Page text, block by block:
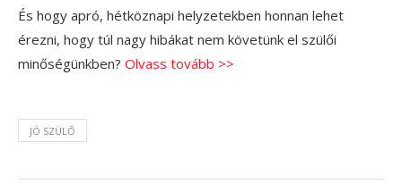
És hogy apró, hétköznapi helyzetekben honnan lehet
érezni, hogy túl nagy hibákat nem követünk el szülői
minőségünkben? Olvass tovább >>
JÓ SZÜLŐ